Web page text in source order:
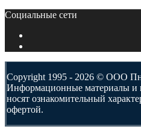
Социальные сети
Copyright 1995 - 2026 © ООО
Информационные материалы и
носят ознакомительный
офертой.